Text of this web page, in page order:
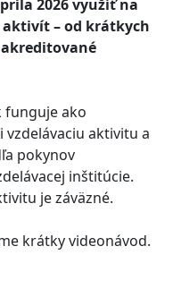
2026 využiť na
– od krátkych
funguje ako
aktivitu a
pokynov
inštitúcie.
je záväzné.
krátky videonávod.